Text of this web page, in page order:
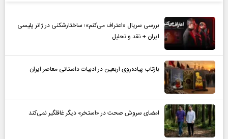
بررسی سریال «اعتراف می‌کنم»؛ ساختارشکنی در ژانر پلیسی
ایران + نقد و تحلیل
بازتاب پیاده‌روی اربعین در ادبیات داستانی معاصر ایران
امضای سروش صحت در «استخر» دیگر غافلگیر نمی‌کند